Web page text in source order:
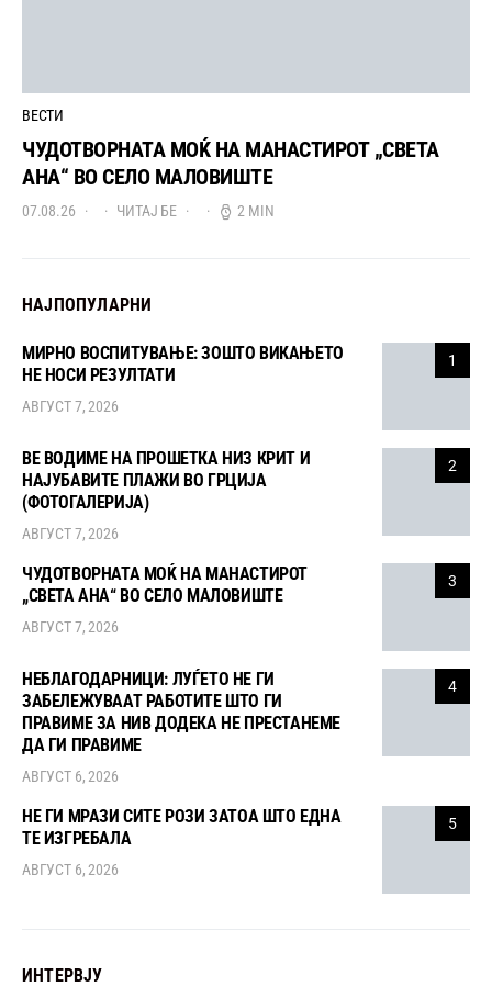
ВЕСТИ
ЧУДОТВОРНАТА МОЌ НА МАНАСТИРОТ „СВЕТА
АНА“ ВО СЕЛО МАЛОВИШТЕ
07.08.26 ЧИТАЈ БЕ 2 MIN
НАЈПОПУЛАРНИ
1
МИРНО ВОСПИТУВАЊЕ: ЗОШТО ВИКАЊЕТО
НЕ НОСИ РЕЗУЛТАТИ
АВГУСТ 7, 2026
2
ВЕ ВОДИМЕ НА ПРОШЕТКА НИЗ КРИТ И
НАЈУБАВИТЕ ПЛАЖИ ВО ГРЦИЈА
(ФОТОГАЛЕРИЈА)
АВГУСТ 7, 2026
3
ЧУДОТВОРНАТА МОЌ НА МАНАСТИРОТ
„СВЕТА АНА“ ВО СЕЛО МАЛОВИШТЕ
АВГУСТ 7, 2026
4
НЕБЛАГОДАРНИЦИ: ЛУЃЕТО НЕ ГИ
ЗАБЕЛЕЖУВААТ РАБОТИТЕ ШТО ГИ
ПРАВИМЕ ЗА НИВ ДОДЕКА НЕ ПРЕСТАНЕМЕ
ДА ГИ ПРАВИМЕ
АВГУСТ 6, 2026
5
НЕ ГИ МРАЗИ СИТЕ РОЗИ ЗАТОА ШТО ЕДНА
ТЕ ИЗГРЕБАЛА
АВГУСТ 6, 2026
ИНТЕРВЈУ